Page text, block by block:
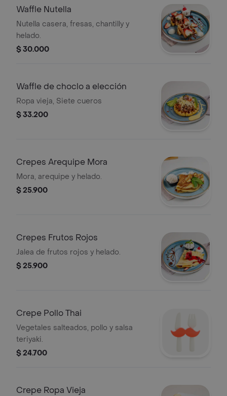
Waffle Nutella
Nutella casera, fresas, chantilly y
helado.
$ 30.000
Waffle de choclo a elección
Ropa vieja, Siete cueros
$ 33.200
Crepes Arequipe Mora
Mora, arequipe y helado.
$ 25.900
Crepes Frutos Rojos
Jalea de frutos rojos y helado.
$ 25.900
Crepe Pollo Thai
Vegetales salteados, pollo y salsa
teriyaki.
$ 24.700
Crepe Ropa Vieja